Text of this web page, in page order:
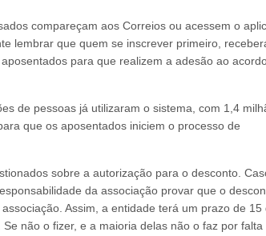
compareçam aos Correios ou acessem o
lembrar que quem se inscrever primeiro,
para que realizem a adesão ao
de pessoas já utilizaram o sistema, com 1,4
que os aposentados iniciem o processo de
sobre a autorização para o desconto.
da associação provar que o
Assim, a entidade terá um prazo de 15
não o fizer, e a maioria delas não o faz por falta